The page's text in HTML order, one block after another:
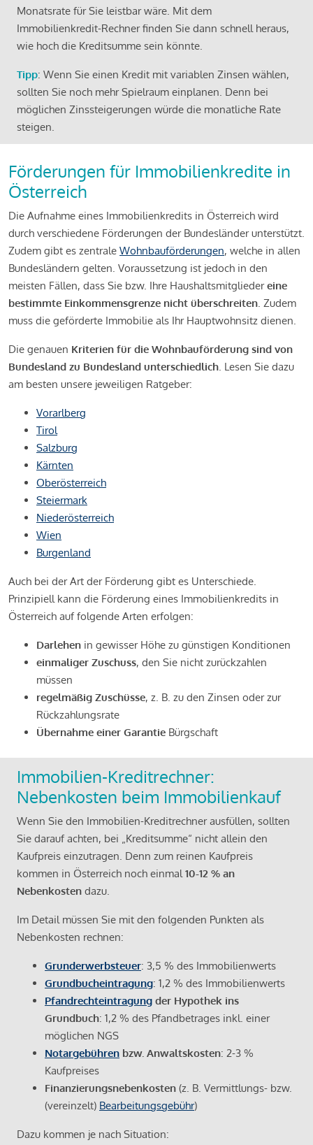
Monatsrate für Sie leistbar wäre. Mit dem
Immobilienkredit-Rechner finden Sie dann schnell heraus,
wie hoch die Kreditsumme sein könnte.
Tipp: Wenn Sie einen Kredit mit variablen Zinsen wählen,
sollten Sie noch mehr Spielraum einplanen. Denn bei
möglichen Zinssteigerungen würde die monatliche Rate
steigen.
Förderungen für Immobilienkredite in
Österreich
Die Aufnahme eines Immobilienkredits in Österreich wird
durch verschiedene Förderungen der Bundesländer unterstützt.
Zudem gibt es zentrale Wohnbauförderungen, welche in allen
Bundesländern gelten. Voraussetzung ist jedoch in den
meisten Fällen, dass Sie bzw. Ihre Haushaltsmitgliedereine
bestimmte Einkommensgrenze nicht überschreiten. Zudem
muss die geförderte Immobilie als Ihr Hauptwohnsitz dienen.
Die genauen Kriterien für die Wohnbauförderung sind von
Bundesland zu Bundesland unterschiedlich. Lesen Sie dazu
am besten unsere jeweiligen Ratgeber:
Vorarlberg
Tirol
Salzburg
Kärnten
Oberösterreich
Steiermark
Niederösterreich
Wien
Burgenland
Auch bei der Art der Förderung gibt es Unterschiede.
Prinzipiell kann die Förderung eines Immobilienkredits in
Österreich auf folgende Arten erfolgen:
Darlehen in gewisser Höhe zu günstigen Konditionen
einmaliger Zuschuss, den Sie nicht zurückzahlen
müssen
regelmäßig Zuschüsse, z. B. zu den Zinsen oder zur
Rückzahlungsrate
Übernahme einer Garantie Bürgschaft
Immobilien-Kreditrechner:
Nebenkosten beim Immobilienkauf
Wenn Sie den Immobilien-Kreditrechner ausfüllen, sollten
Sie darauf achten, bei „Kreditsumme“ nicht allein den
Kaufpreis einzutragen. Denn zum reinen Kaufpreis
kommen in Österreich noch einmal10-12 % an
Nebenkosten dazu.
Im Detail müssen Sie mit den folgenden Punkten als
Nebenkosten rechnen:
Grunderwerbsteuer: 3,5 % des Immobilienwerts
Grundbucheintragung: 1,2 % des Immobilienwerts
Pfandrechteintragung der Hypothek ins
Grundbuch: 1,2 % des Pfandbetrages inkl. einer
möglichen NGS
Notargebühren bzw. Anwaltskosten: 2-3 %
Kaufpreises
Finanzierungsnebenkosten (z. B. Vermittlungs- bzw.
(vereinzelt) Bearbeitungsgebühr)
Dazu kommen je nach Situation: